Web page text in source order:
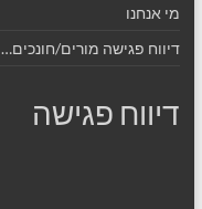
מי אנחנו
דיווח פגישה מורים/חונכים…
דיווח פגישה